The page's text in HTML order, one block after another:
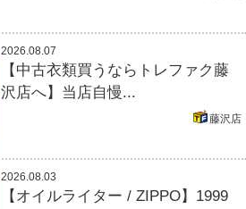
2026.08.07
【中古衣類買うならトレファク藤
沢店へ】当店自慢...
藤沢店
2026.08.03
【オイルライター / ZIPPO】1999